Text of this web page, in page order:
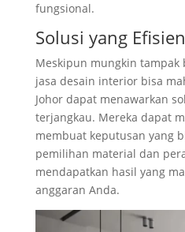
fungsional.
Solusi yang
Meskipun mungkin tampak
jasa desain interior bisa
Johor dapat menawarkan
terjangkau. Mereka dapat
membuat keputusan yang
pemilihan material dan
mendapatkan hasil yang
anggaran Anda.